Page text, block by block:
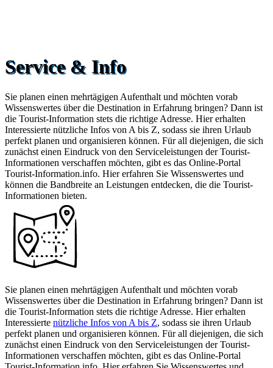
Service & Info
Sie planen einen mehrtägigen Aufenthalt und möchten vorab
Wissenswertes über die Destination in Erfahrung bringen? Dann ist
die Tourist-Information stets die richtige Adresse. Hier erhalten
Interessierte nützliche Infos von A bis Z, sodass sie ihren Urlaub
perfekt planen und organisieren können. Für all diejenigen, die sich
zunächst einen Eindruck von den Serviceleistungen der Tourist-
Informationen verschaffen möchten, gibt es das Online-Portal
Tourist-Information.info. Hier erfahren Sie Wissenswertes und
können die Bandbreite an Leistungen entdecken, die die Tourist-
Informationen bieten.
Sie planen einen mehrtägigen Aufenthalt und möchten vorab
Wissenswertes über die Destination in Erfahrung bringen? Dann ist
die Tourist-Information stets die richtige Adresse. Hier erhalten
Interessierte nützliche Infos von A bis Z, sodass sie ihren Urlaub
perfekt planen und organisieren können. Für all diejenigen, die sich
zunächst einen Eindruck von den Serviceleistungen der Tourist-
Informationen verschaffen möchten, gibt es das Online-Portal